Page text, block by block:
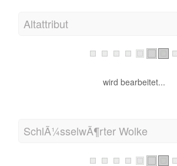
Altattribut
wird bearbeitet...
SchlÃ¼sselwÃ¶rter Wolke